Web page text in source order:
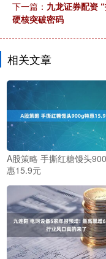
下一篇： 九龙证券配资
硬核突破密码
相关文章
A股策略 手撕红糖馒头
惠15.9元